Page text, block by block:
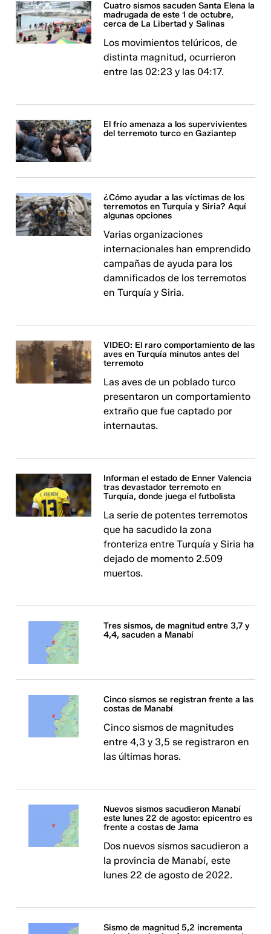
Cuatro sismos sacuden Santa Elena la
madrugada de este 1 de octubre,
cerca de La Libertad y Salinas
Los movimientos telúricos, de
distinta magnitud, ocurrieron
entre las 02:23 y las 04:17.
El frío amenaza a los supervivientes
del terremoto turco en Gaziantep
¿Cómo ayudar a las víctimas de los
terremotos en Turquía y Siria? Aquí
algunas opciones
Varias organizaciones
internacionales han emprendido
campañas de ayuda para los
damnificados de los terremotos
en Turquía y Siria.
VIDEO: El raro comportamiento de las
aves en Turquía minutos antes del
terremoto
Las aves de un poblado turco
presentaron un comportamiento
extraño que fue captado por
internautas.
Informan el estado de Enner Valencia
tras devastador terremoto en
Turquía, donde juega el futbolista
La serie de potentes terremotos
que ha sacudido la zona
fronteriza entre Turquía y Siria ha
dejado de momento 2.509
muertos.
Tres sismos, de magnitud entre 3,7 y
4,4, sacuden a Manabí
Cinco sismos se registran frente a las
costas de Manabí
Cinco sismos de magnitudes
entre 4,3 y 3,5 se registraron en
las últimas horas.
Nuevos sismos sacudieron Manabí
este lunes 22 de agosto: epicentro es
frente a costas de Jama
Dos nuevos sismos sacudieron a
la provincia de Manabí, este
lunes 22 de agosto de 2022.
Sismo de magnitud 5,2 incrementa